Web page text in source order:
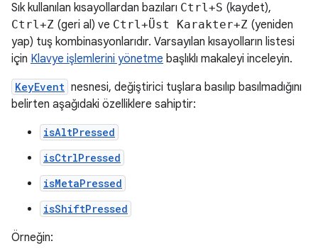
Sık kullanılan kısayollardan bazıları Ctrl+S (kaydet),
Ctrl+Z (geri al) ve Ctrl+Üst Karakter+Z (yeniden
yap) tuş kombinasyonlarıdır. Varsayılan kısayolların listesi
için Klavye işlemlerini yönetme başlıklı makaleyi inceleyin.
KeyEvent nesnesi, değiştirici tuşlara basılıp basılmadığını
belirten aşağıdaki özelliklere sahiptir:
isAltPressed
isCtrlPressed
isMetaPressed
isShiftPressed
Örneğin: